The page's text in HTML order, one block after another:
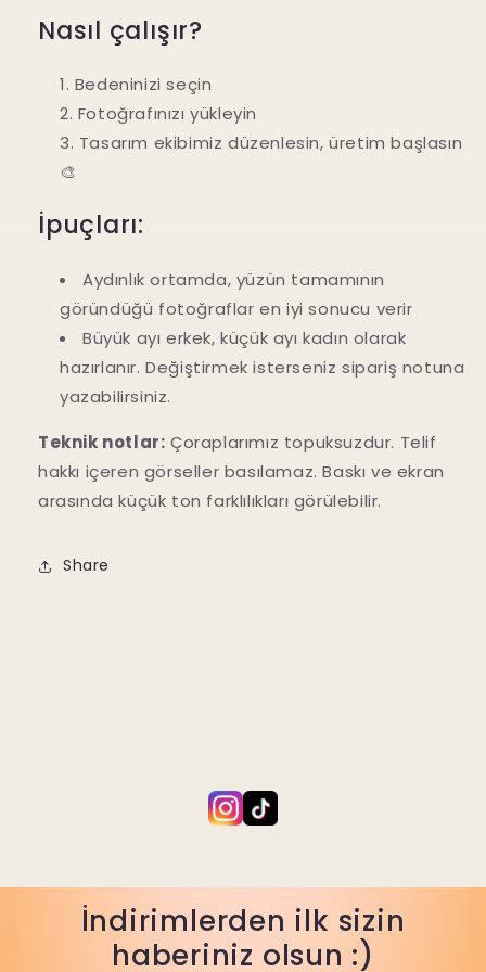
Nasıl çalışır?
Bedeninizi seçin
Fotoğrafınızı yükleyin
Tasarım ekibimiz düzenlesin, üretim başlasın
🎨
İpuçları:
Aydınlık ortamda, yüzün tamamının
göründüğü fotoğraflar en iyi sonucu verir
Büyük ayı erkek, küçük ayı kadın olarak
hazırlanır. Değiştirmek isterseniz sipariş notuna
yazabilirsiniz.
Teknik notlar: Çoraplarımız topuksuzdur. Telif
hakkı içeren görseller basılamaz. Baskı ve ekran
arasında küçük ton farklılıkları görülebilir.
Share
İndirimlerden ilk sizin
haberiniz olsun :)
Hesabınıza giriş yaparak ürünleri istek
listenize ekleyebilir ve daha önce
kaydettiğiniz ürünleri görüntüleyebilirsiniz.
Giriş yapmak